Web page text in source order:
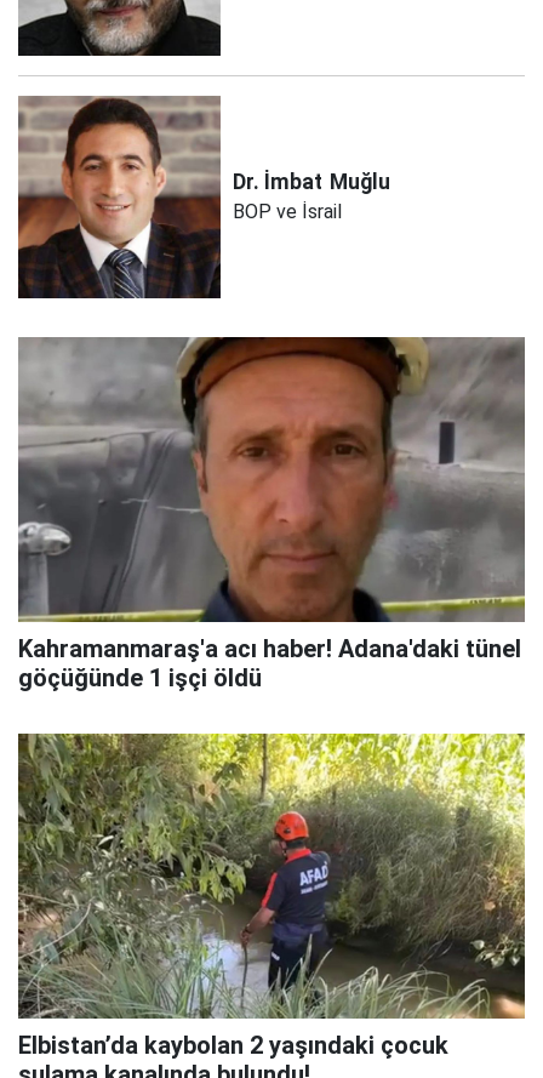
Dr. İmbat Muğlu
BOP ve İsrail
Kahramanmaraş'a acı haber! Adana'daki tünel
göçüğünde 1 işçi öldü
Elbistan’da kaybolan 2 yaşındaki çocuk